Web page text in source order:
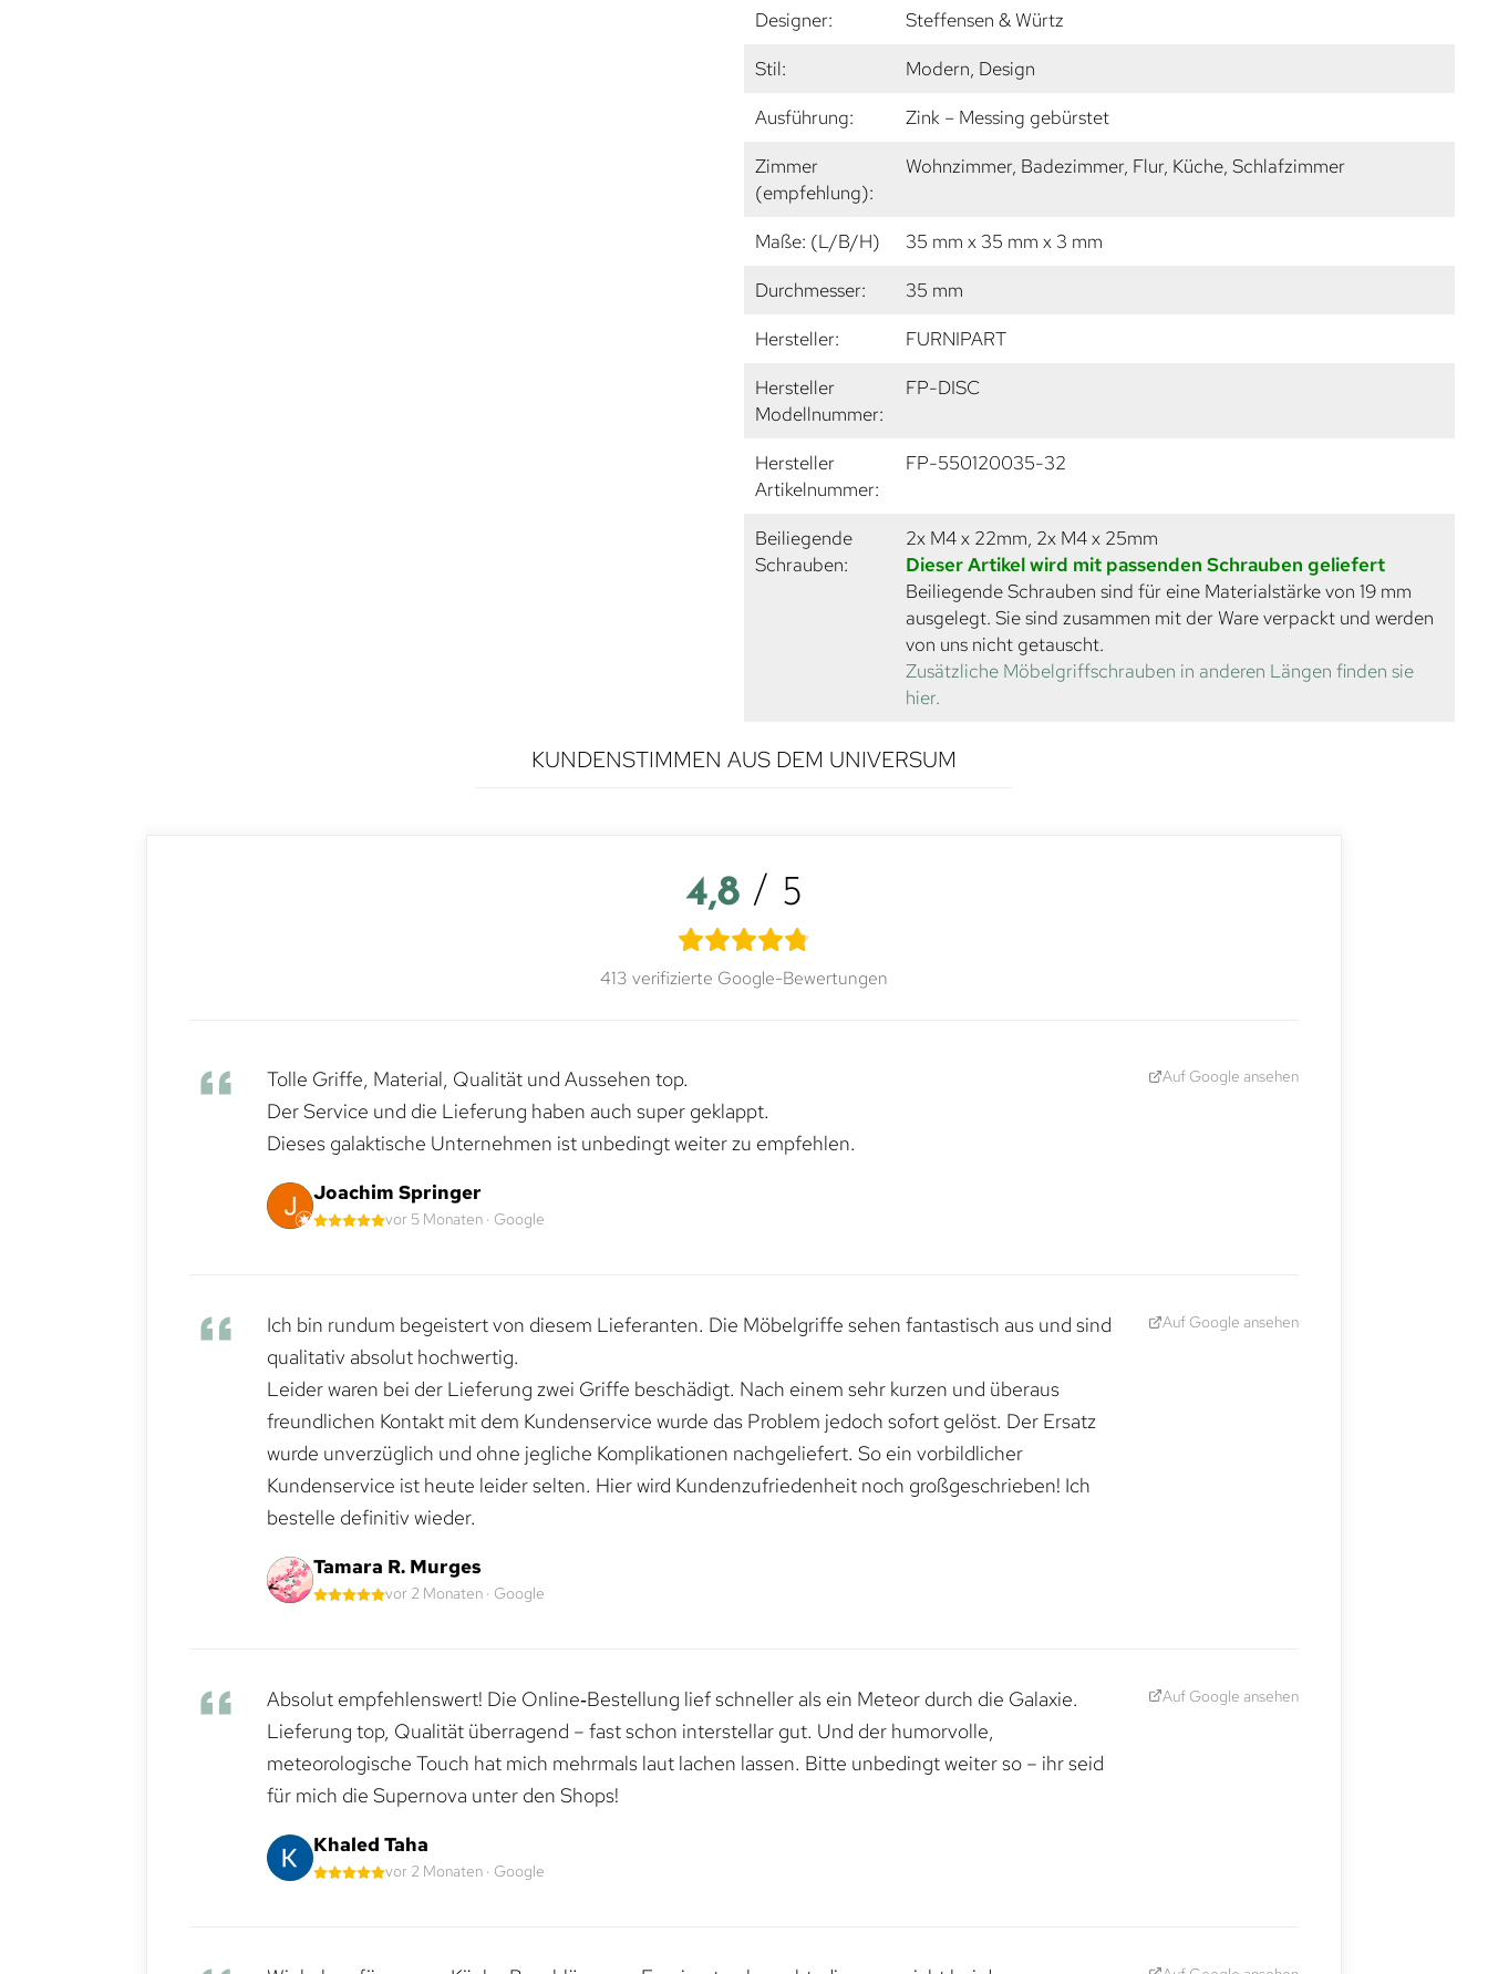
Designer:
Steffensen & Würtz
Stil:
Modern, Design
Ausführung:
Zink – Messing gebürstet
Zimmer
(empfehlung):
Wohnzimmer, Badezimmer, Flur, Küche, Schlafzimmer
Maße: (L/B/H)
35 mm x 35 mm x 3 mm
Durchmesser:
35 mm
Hersteller:
FURNIPART
Hersteller
Modellnummer:
FP-DISC
Hersteller
Artikelnummer:
FP-550120035-32
Beiliegende
Schrauben:
2x M4 x 22mm, 2x M4 x 25mm
Dieser Artikel wird mit passenden Schrauben geliefert
Beiliegende Schrauben sind für eine Materialstärke von 19 mm
ausgelegt. Sie sind zusammen mit der Ware verpackt und werden
von uns nicht getauscht.
Zusätzliche Möbelgriffschrauben in anderen Längen finden sie
hier.
KUNDENSTIMMEN AUS DEM UNIVERSUM
4,8 / 5
413 verifizierte Google-Bewertungen
Tolle Griffe, Material, Qualität und Aussehen top.
Der Service und die Lieferung haben auch super geklappt.
Dieses galaktische Unternehmen ist unbedingt weiter zu empfehlen.
Joachim Springer
vor 5 Monaten · Google
Auf Google ansehen
Ich bin rundum begeistert von diesem Lieferanten. Die Möbelgriffe sehen fantastisch aus und sind
qualitativ absolut hochwertig.
Leider waren bei der Lieferung zwei Griffe beschädigt. Nach einem sehr kurzen und überaus
freundlichen Kontakt mit dem Kundenservice wurde das Problem jedoch sofort gelöst. Der Ersatz
wurde unverzüglich und ohne jegliche Komplikationen nachgeliefert. So ein vorbildlicher
Kundenservice ist heute leider selten. Hier wird Kundenzufriedenheit noch großgeschrieben! Ich
bestelle definitiv wieder.
Tamara R. Murges
vor 2 Monaten · Google
Auf Google ansehen
Absolut empfehlenswert! Die Online‑Bestellung lief schneller als ein Meteor durch die Galaxie.
Lieferung top, Qualität überragend – fast schon interstellar gut. Und der humorvolle,
meteorologische Touch hat mich mehrmals laut lachen lassen. Bitte unbedingt weiter so – ihr seid
für mich die Supernova unter den Shops!
Khaled Taha
vor 2 Monaten · Google
Auf Google ansehen